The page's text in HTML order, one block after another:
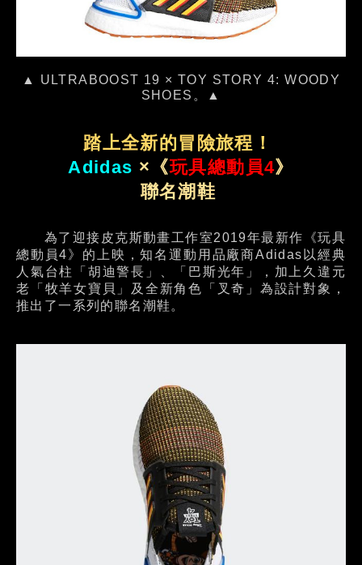
▲ ULTRABOOST 19 × TOY STORY 4: WOODY
SHOES。▲
踏上全新的冒險旅程！
Adidas ×《玩具總動員4》
聯名潮鞋
為了迎接皮克斯動畫工作室2019年最新作《玩具
總動員4》的上映，知名運動用品廠商Adidas以經典
人氣台柱「胡迪警長」、「巴斯光年」，加上久違元
老「牧羊女寶貝」及全新角色「叉奇」為設計對象，
推出了一系列的聯名潮鞋。